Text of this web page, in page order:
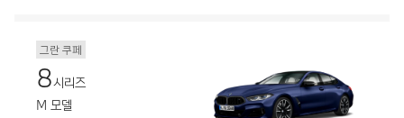
그란 쿠페
8시리즈
M 모델